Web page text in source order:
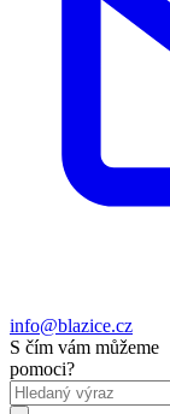
info@blazice.cz
S čím vám můžeme
pomoci?